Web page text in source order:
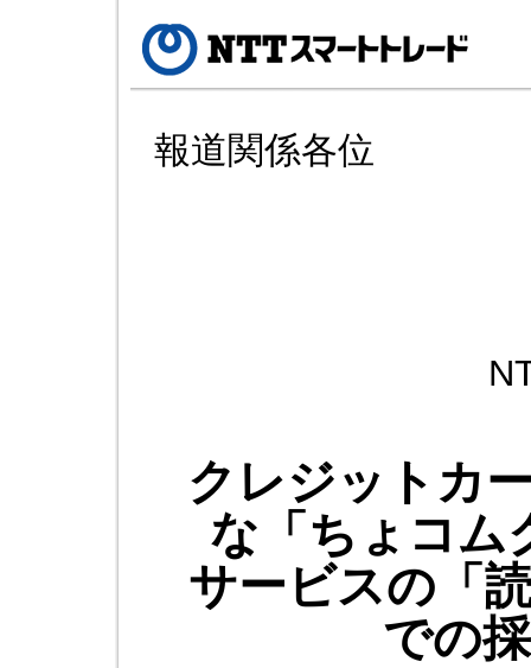
報道関係各位
クレジットカ
な「ちょコム
サービスの「
での